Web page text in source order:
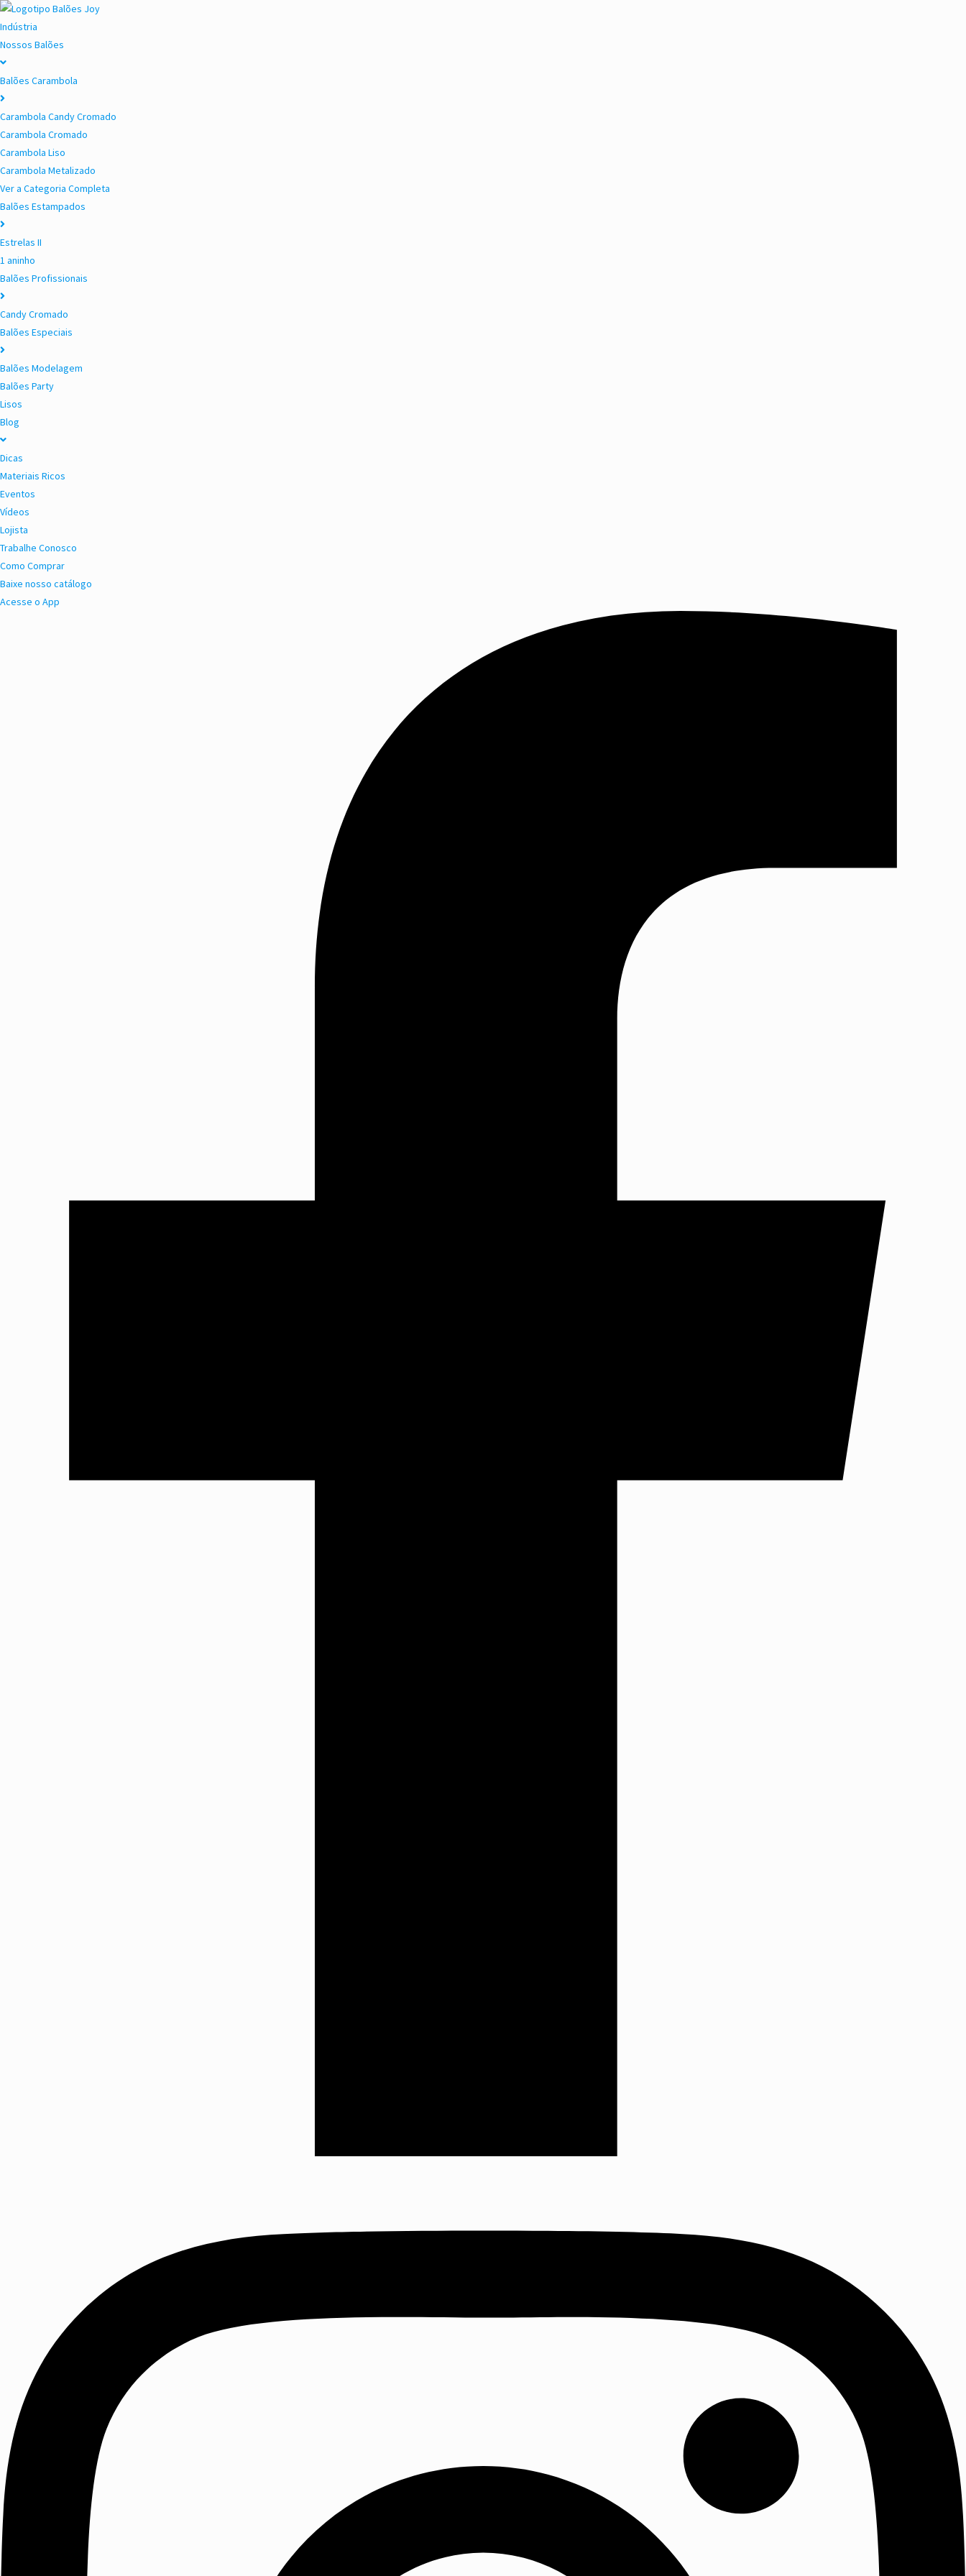
Indústria
Nossos Balões
Balões Carambola
Carambola Candy Cromado
Carambola Cromado
Carambola Liso
Carambola Metalizado
Ver a Categoria Completa
Balões Estampados
Estrelas II
1 aninho
Balões Profissionais
Candy Cromado
Balões Especiais
Balões Modelagem
Balões Party
Lisos
Blog
Dicas
Materiais Ricos
Eventos
Vídeos
Lojista
Trabalhe Conosco
Como Comprar
Baixe nosso catálogo
Acesse o App